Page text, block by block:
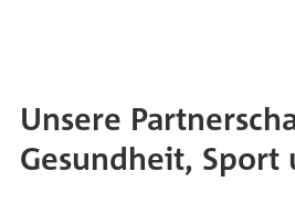
Unsere
Gesundheit, Sport